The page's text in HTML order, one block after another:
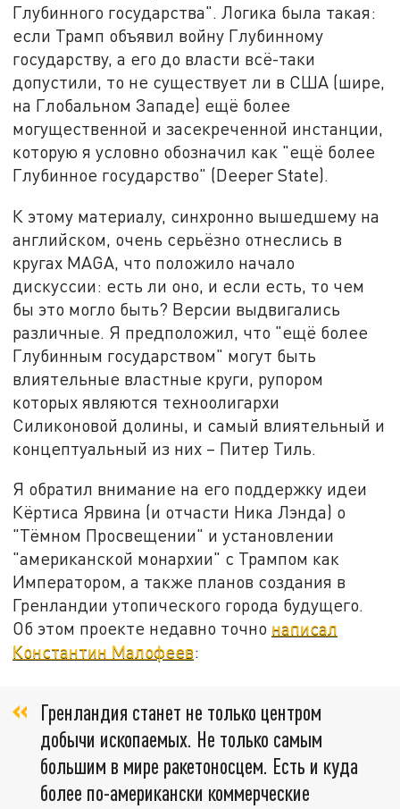
Глубинного государства". Логика была такая:
если Трамп объявил войну Глубинному
государству, а его до власти всё-таки
допустили, то не существует ли в США (шире,
на Глобальном Западе) ещё более
могущественной и засекреченной инстанции,
которую я условно обозначил как "ещё более
Глубинное государство" (Deeper State).
К этому материалу, синхронно вышедшему на
английском, очень серьёзно отнеслись в
кругах MAGA, что положило начало
дискуссии: есть ли оно, и если есть, то чем
бы это могло быть? Версии выдвигались
различные. Я предположил, что "ещё более
Глубинным государством" могут быть
влиятельные властные круги, рупором
которых являются техноолигархи
Силиконовой долины, и самый влиятельный и
концептуальный из них – Питер Тиль.
Я обратил внимание на его поддержку идеи
Кёртиса Ярвина (и отчасти Ника Лэнда) о
"Тёмном Просвещении" и установлении
"американской монархии" с Трампом как
Императором, а также планов создания в
Гренландии утопического города будущего.
Об этом проекте недавно точно написал
Константин Малофеев:
Гренландия станет не только центром
добычи ископаемых. Не только самым
большим в мире ракетоносцем. Есть и куда
более по-американски коммерческие